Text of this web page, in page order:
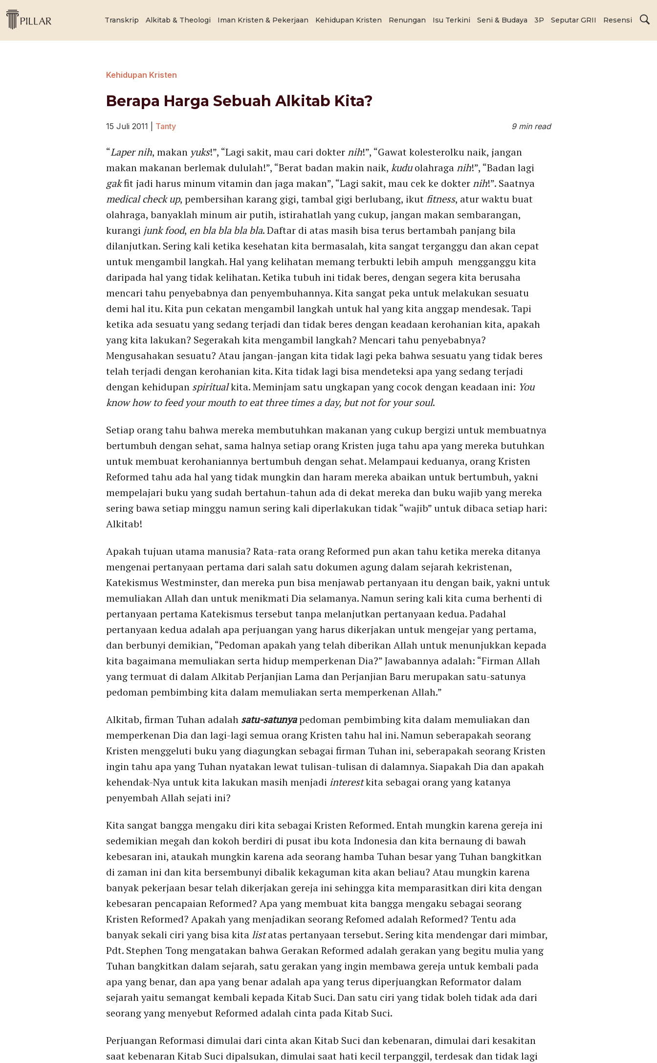
Transkrip Alkitab & Theologi Iman Kristen & Pekerjaan Kehidupan Kristen Renungan Isu Terkini Seni & Budaya 3P Seputar GRII Resensi
Kehidupan Kristen
Berapa Harga Sebuah Alkitab Kita?
15 Juli 2011 Tanty 9 min read
“Lapernih, makan yuks!”, “Lagi sakit, mau cari dokternih!”, “Gawat kolesterolku naik, jangan
makan makanan berlemak dululah!”, “Berat badan makin naik, kuduolahraganih!”, “Badan lagi
gakfit jadi harus minum vitamin dan jaga makan”, “Lagi sakit, mau cek ke dokternih!”. Saatnya
medical check up, pembersihan karang gigi, tambal gigi berlubang, ikut fitness, atur waktu buat
olahraga, banyaklah minum air putih, istirahatlah yang cukup, jangan makan sembarangan,
kurangi junk food, en bla bla bla bla. Daftar di atas masih bisa terus bertambah panjang bila
dilanjutkan. Sering kali ketika kesehatan kita bermasalah, kita sangat terganggu dan akan cepat
untuk mengambil langkah. Hal yang kelihatan memang terbukti lebih ampuh mengganggu kita
daripada hal yang tidak kelihatan. Ketika tubuh ini tidak beres, dengan segera kita berusaha
mencari tahu penyebabnya dan penyembuhannya. Kita sangat peka untuk melakukan sesuatu
demi hal itu. Kita pun cekatan mengambil langkah untuk hal yang kita anggap mendesak. Tapi
ketika ada sesuatu yang sedang terjadi dan tidak beres dengan keadaan kerohanian kita, apakah
yang kita lakukan? Segerakah kita mengambil langkah? Mencari tahu penyebabnya?
Mengusahakan sesuatu? Atau jangan-jangan kita tidak lagi peka bahwa sesuatu yang tidak beres
telah terjadi dengan kerohanian kita. Kita tidak lagi bisa mendeteksi apa yang sedang terjadi
dengan kehidupan spiritualkita. Meminjam satu ungkapan yang cocok dengan keadaan ini: You
know how to feed your mouth to eat three times a day, but not for your soul.
Setiap orang tahu bahwa mereka membutuhkan makanan yang cukup bergizi untuk membuatnya
bertumbuh dengan sehat, sama halnya setiap orang Kristen juga tahu apa yang mereka butuhkan
untuk membuat kerohaniannya bertumbuh dengan sehat. Melampaui keduanya, orang Kristen
Reformed tahu ada hal yang tidak mungkin dan haram mereka abaikan untuk bertumbuh, yakni
mempelajari buku yang sudah bertahun-tahun ada di dekat mereka dan buku wajib yang mereka
sering bawa setiap minggu namun sering kali diperlakukan tidak “wajib” untuk dibaca setiap hari:
Alkitab!
Apakah tujuan utama manusia? Rata-rata orang Reformed pun akan tahu ketika mereka ditanya
mengenai pertanyaan pertama dari salah satu dokumen agung dalam sejarah kekristenan,
Katekismus Westminster, dan mereka pun bisa menjawab pertanyaan itu dengan baik, yakni untuk
memuliakan Allah dan untuk menikmati Dia selamanya. Namun sering kali kita cuma berhenti di
pertanyaan pertama Katekismus tersebut tanpa melanjutkan pertanyaan kedua. Padahal
pertanyaan kedua adalah apa perjuangan yang harus dikerjakan untuk mengejar yang pertama,
dan berbunyi demikian, “Pedoman apakah yang telah diberikan Allah untuk menunjukkan kepada
kita bagaimana memuliakan serta hidup memperkenan Dia?” Jawabannya adalah: “Firman Allah
yang termuat di dalam Alkitab Perjanjian Lama dan Perjanjian Baru merupakan satu-satunya
pedoman pembimbing kita dalam memuliakan serta memperkenan Allah.”
Alkitab, firman Tuhan adalah satu-satunyapedoman pembimbing kita dalam memuliakan dan
memperkenan Dia dan lagi-lagi semua orang Kristen tahu hal ini. Namun seberapakah seorang
Kristen menggeluti buku yang diagungkan sebagai firman Tuhan ini, seberapakah seorang Kristen
ingin tahu apa yang Tuhan nyatakan lewat tulisan-tulisan di dalamnya. Siapakah Dia dan apakah
kehendak-Nya untuk kita lakukan masih menjadi interestkita sebagai orang yang katanya
penyembah Allah sejati ini?
Kita sangat bangga mengaku diri kita sebagai Kristen Reformed. Entah mungkin karena gereja ini
sedemikian megah dan kokoh berdiri di pusat ibu kota Indonesia dan kita bernaung di bawah
kebesaran ini, ataukah mungkin karena ada seorang hamba Tuhan besar yang Tuhan bangkitkan
di zaman ini dan kita bersembunyi dibalik kekaguman kita akan beliau? Atau mungkin karena
banyak pekerjaan besar telah dikerjakan gereja ini sehingga kita memparasitkan diri kita dengan
kebesaran pencapaian Reformed? Apa yang membuat kita bangga mengaku sebagai seorang
Kristen Reformed? Apakah yang menjadikan seorang Refomed adalah Reformed? Tentu ada
banyak sekali ciri yang bisa kita listatas pertanyaan tersebut. Sering kita mendengar dari mimbar,
Pdt. Stephen Tong mengatakan bahwa Gerakan Reformed adalah gerakan yang begitu mulia yang
Tuhan bangkitkan dalam sejarah, satu gerakan yang ingin membawa gereja untuk kembali pada
apa yang benar, dan apa yang benar adalah apa yang terus diperjuangkan Reformator dalam
sejarah yaitu semangat kembali kepada Kitab Suci. Dan satu ciri yang tidak boleh tidak ada dari
seorang yang menyebut Reformed adalah cinta pada Kitab Suci.
Perjuangan Reformasi dimulai dari cinta akan Kitab Suci dan kebenaran, dimulai dari kesakitan
saat kebenaran Kitab Suci dipalsukan, dimulai saat hati kecil terpanggil, terdesak dan tidak lagi